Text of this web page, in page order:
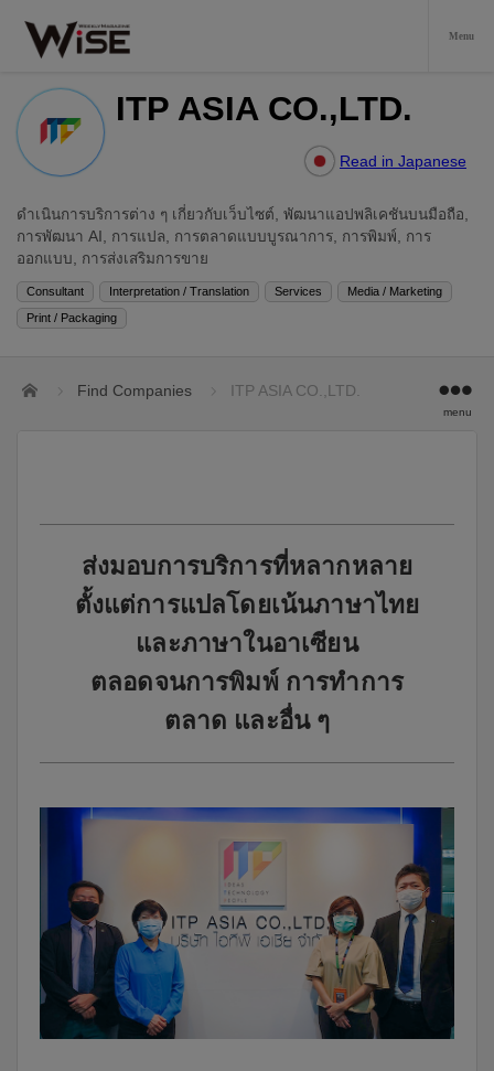
ITP ASIA CO.,LTD.
Read in Japanese
ดำเนินการบริการต่าง ๆ เกี่ยวกับเว็บไซต์, พัฒนาแอปพลิเคชันบนมือถือ,
การพัฒนา AI, การแปล, การตลาดแบบบูรณาการ, การพิมพ์, การ
ออกแบบ, การส่งเสริมการขาย
Consultant Interpretation / Translation Services
Media / Marketing
Print / Packaging
Home Find Companies ITP ASIA CO.,LTD.
menu
ส่งมอบการบริการที่หลากหลาย
ตั้งแต่การแปลโดยเน้นภาษาไทย
และภาษาในอาเซียน
ตลอดจนการพิมพ์ การทำการ
ตลาด และอื่น ๆ